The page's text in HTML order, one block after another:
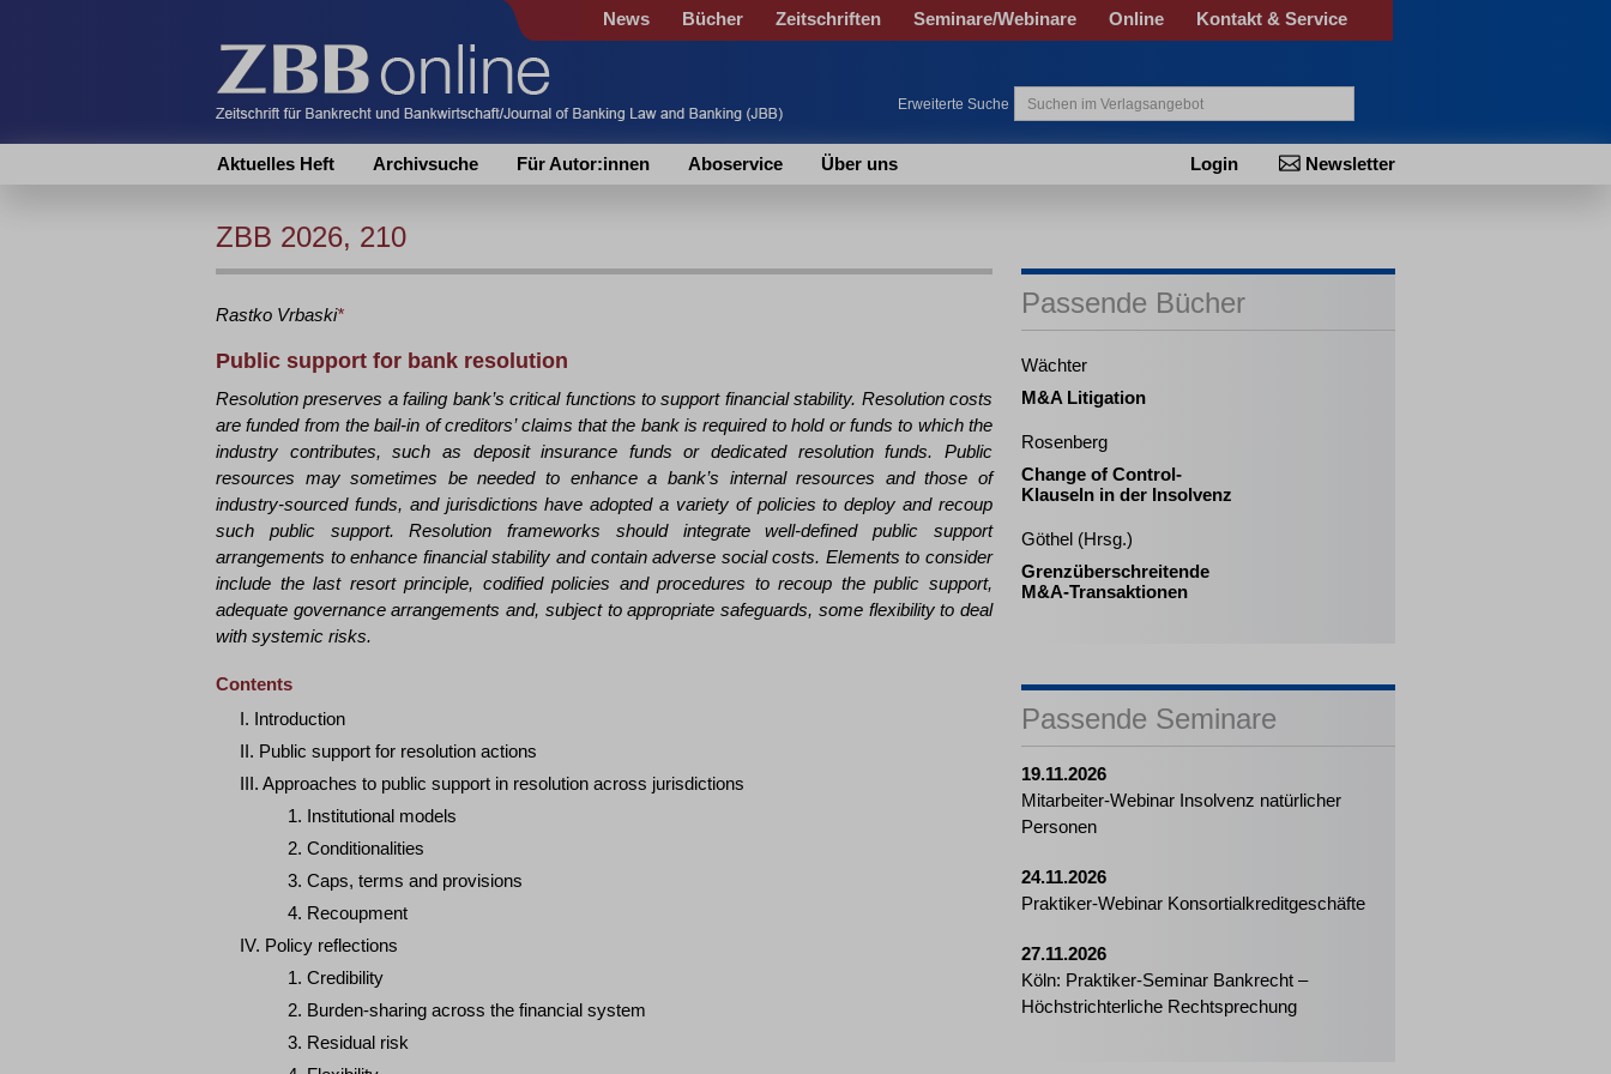
News Bücher Zeitschriften Seminare/Webinare Online Kontakt & Service
Erweiterte Suche
Aktuelles Heft Archivsuche Für Autor:innen Aboservice Über uns Newsletter
Login
ZBB 2026, 210
Rastko Vrbaski*
Public support for bank resolution
Resolution preserves a failing bank’s critical functions to support financial stability. Resolution costs
are funded from the bail-in of creditors’ claims that the bank is required to hold or funds to which the
industry contributes, such as deposit insurance funds or dedicated resolution funds. Public
resources may sometimes be needed to enhance a bank’s internal resources and those of
industry-sourced funds, and jurisdictions have adopted a variety of policies to deploy and recoup
such public support. Resolution frameworks should integrate well-defined public support
arrangements to enhance financial stability and contain adverse social costs. Elements to consider
include the last resort principle, codified policies and procedures to recoup the public support,
adequate governance arrangements and, subject to appropriate safeguards, some flexibility to deal
with systemic risks.
Contents
I. Introduction
II. Public support for resolution actions
III. Approaches to public support in resolution across jurisdictions
1. Institutional models
2. Conditionalities
3. Caps, terms and provisions
4. Recoupment
IV. Policy reflections
1. Credibility
2. Burden-sharing across the financial system
3. Residual risk
Passende Bücher
Wächter
M&A Litigation
Rosenberg
Change of Control-
Klauseln in der Insolvenz
Göthel (Hrsg.)
Grenzüberschreitende
M&A-Transaktionen
Passende Seminare
19.11.2026
Mitarbeiter-Webinar Insolvenz natürlicher
Personen
24.11.2026
Praktiker-Webinar Konsortialkreditgeschäfte
27.11.2026
Köln: Praktiker-Seminar Bankrecht –
Höchstrichterliche Rechtsprechung